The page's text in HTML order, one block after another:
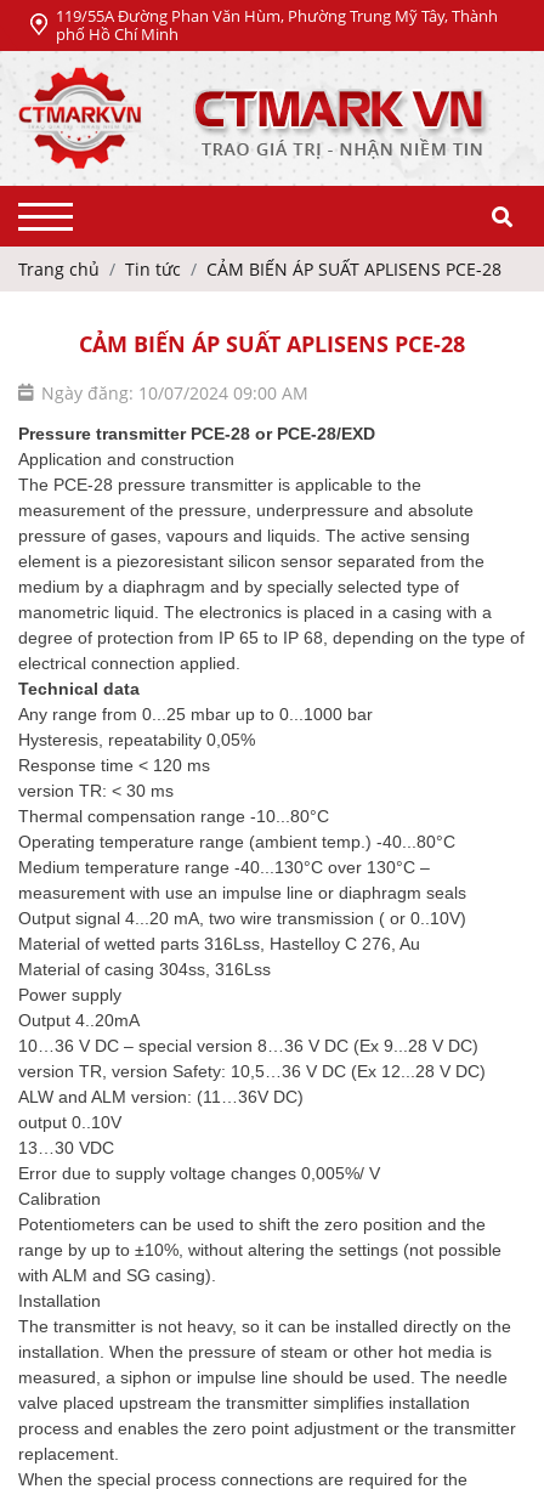
119/55A Đường Phan Văn Hùm, Phường Trung Mỹ Tây, Thành
phố Hồ Chí Minh
Trang chủ Tin tức CẢM BIẾN ÁP SUẤT APLISENS PCE-28
CẢM BIẾN ÁP SUẤT APLISENS PCE-28
Ngày đăng: 10/07/2024 09:00 AM
Pressure transmitter PCE-28 or PCE-28/EXD
Application and construction
The PCE-28 pressure transmitter is applicable to the
measurement of the pressure, underpressure and absolute
pressure of gases, vapours and liquids. The active sensing
element is a piezoresistant silicon sensor separated from the
medium by a diaphragm and by specially selected type of
manometric liquid. The electronics is placed in a casing with a
degree of protection from IP 65 to IP 68, depending on the type of
electrical connection applied.
Technical data
Any range from 0...25 mbar up to 0...1000 bar
Hysteresis, repeatability 0,05%
Response time < 120 ms
version TR: < 30 ms
Thermal compensation range -10...80°C
Operating temperature range (ambient temp.) -40...80°C
Medium temperature range -40...130°C over 130°C –
measurement with use an impulse line or diaphragm seals
Output signal 4...20 mA, two wire transmission ( or 0..10V)
Material of wetted parts 316Lss, Hastelloy C 276, Au
Material of casing 304ss, 316Lss
Power supply
Output 4..20mA
10…36 V DC – special version 8…36 V DC (Ex 9...28 V DC)
version TR, version Safety: 10,5…36 V DC (Ex 12...28 V DC)
ALW and ALM version: (11…36V DC)
output 0..10V
13…30 VDC
Error due to supply voltage changes 0,005%/ V
Calibration
Potentiometers can be used to shift the zero position and the
range by up to ±10%, without altering the settings (not possible
with ALM and SG casing).
Installation
The transmitter is not heavy, so it can be installed directly on the
installation. When the pressure of steam or other hot media is
measured, a siphon or impulse line should be used. The needle
valve placed upstream the transmitter simplifies installation
process and enables the zero point adjustment or the transmitter
replacement.
When the special process connections are required for the